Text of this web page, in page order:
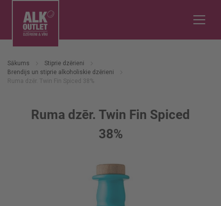
Sākums
Stiprie dzērieni
Brendijs un stiprie alkoholiskie dzērieni
Ruma dzēr. Twin Fin Spiced 38%
Ruma dzēr. Twin Fin Spiced
38%